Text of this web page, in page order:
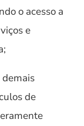
o acesso a
e
demais
de